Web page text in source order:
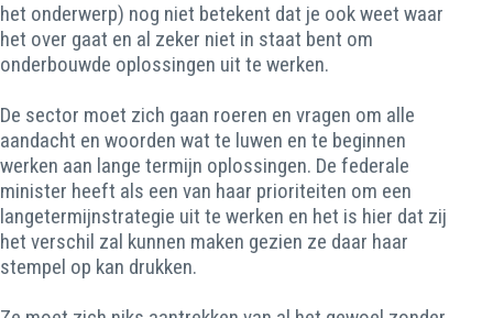
het onderwerp) nog niet betekent dat je ook weet waar
het over gaat en al zeker niet in staat bent om
onderbouwde oplossingen uit te werken.
De sector moet zich gaan roeren en vragen om alle
aandacht en woorden wat te luwen en te beginnen
werken aan lange termijn oplossingen. De federale
minister heeft als een van haar prioriteiten om een
langetermijnstrategie uit te werken en het is hier dat zij
het verschil zal kunnen maken gezien ze daar haar
stempel op kan drukken.